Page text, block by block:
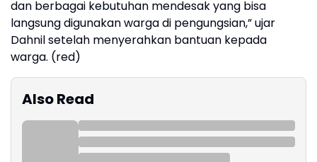
dan berbagai kebutuhan mendesak yang bisa
langsung digunakan warga di pengungsian,” ujar
Dahnil setelah menyerahkan bantuan kepada
warga. (red)
Also Read